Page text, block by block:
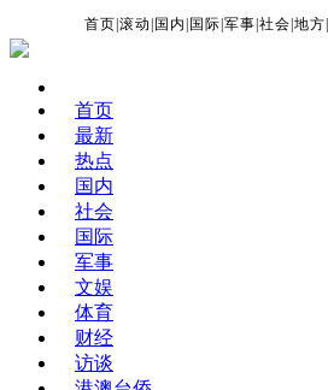
首页 |滚动 国内 国际 |军事 |社会 |地方
首页
最新
热点
国内
社会
国际
军事
文娱
体育
财经
访谈